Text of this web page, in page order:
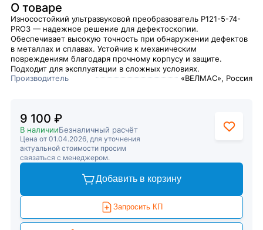
О товаре
Износостойкий ультразвуковой преобразователь P121-5-74-
PRO3 — надежное решение для дефектоскопии.
Обеспечивает высокую точность при обнаружении дефектов
в металлах и сплавах. Устойчив к механическим
повреждениям благодаря прочному корпусу и защите.
Подходит для эксплуатации в сложных условиях.
Производитель
«ВЕЛМАС», Россия
9 100 ₽
В наличииБезналичный расчёт
Цена от 01.04.2026, для уточнения
актуальной стоимости просим
связаться с менеджером.
Добавить в корзину
Запросить КП